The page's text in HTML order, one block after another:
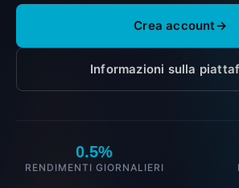
Crea account→
Informazioni sulla
0.5%
RENDIMENTI GIORNALIERI